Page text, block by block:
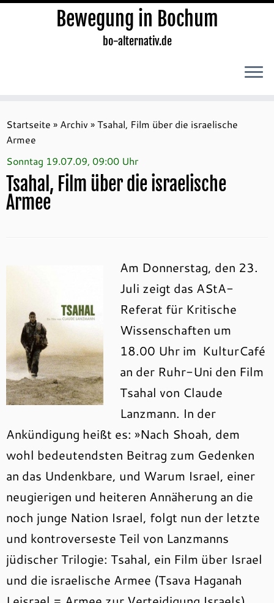
Inhalt
springen
Bewegung in Bochum
bo-alternativ.de
Startseite » Archiv »Tsahal, Film über die israelische
Armee
Sonntag 19.07.09, 09:00 Uhr
Tsahal, Film über die israelische
Armee
Am Donnerstag, den 23.
Juli zeigt das AStA-
Referat für Kritische
Wissenschaften um
18.00 Uhr im KulturCafé
an der Ruhr-Uni den Film
Tsahal von Claude
Lanzmann. In der
Ankündigung heißt es: »Nach Shoah, dem
wohl bedeutendsten Beitrag zum Gedenken
an das Undenkbare, und Warum Israel, einer
neugierigen und heiteren Annäherung an die
noch junge Nation Israel, folgt nun der letzte
und kontroverseste Teil von Lanzmanns
jüdischer Trilogie: Tsahal, ein Film über Israel
und die israelische Armee (Tsava Haganah